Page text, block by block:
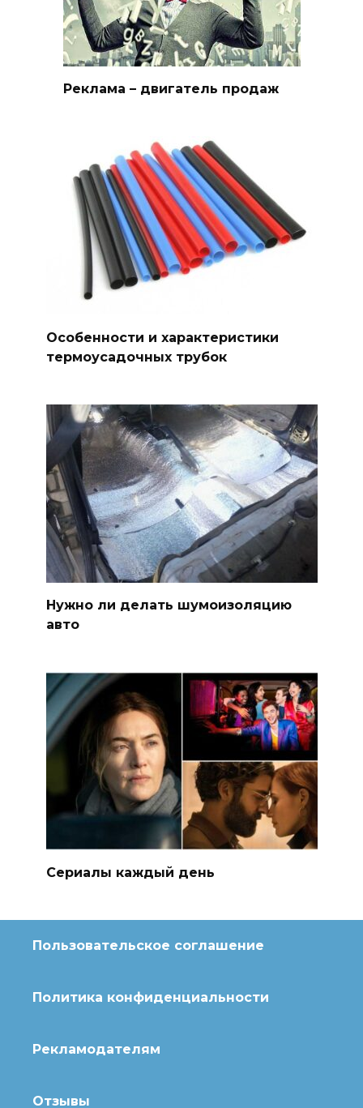
Реклама – двигатель продаж
Особенности и характеристики
термоусадочных трубок
Нужно ли делать шумоизоляцию
авто
Сериалы каждый день
Пользовательское соглашение
Политика конфиденциальности
Рекламодателям
Отзывы